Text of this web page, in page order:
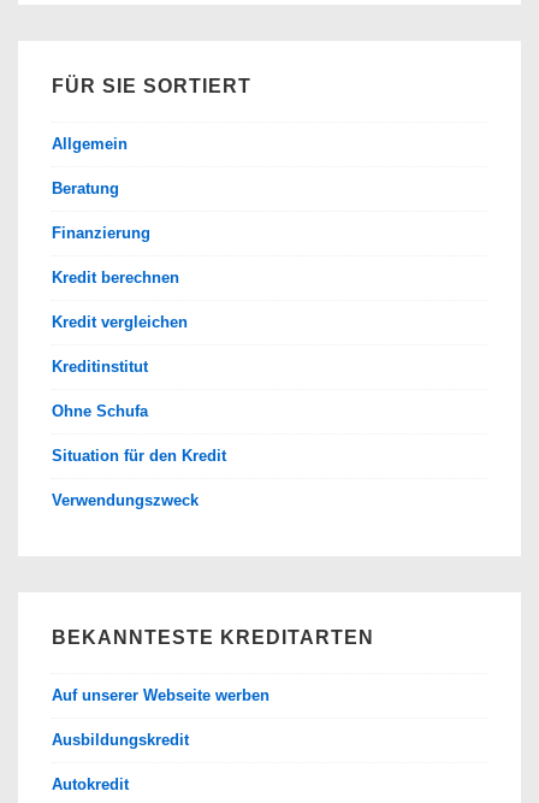
FÜR SIE SORTIERT
Allgemein
Beratung
Finanzierung
Kredit berechnen
Kredit vergleichen
Kreditinstitut
Ohne Schufa
Situation für den Kredit
Verwendungszweck
BEKANNTESTE KREDITARTEN
Auf unserer Webseite werben
Ausbildungskredit
Autokredit